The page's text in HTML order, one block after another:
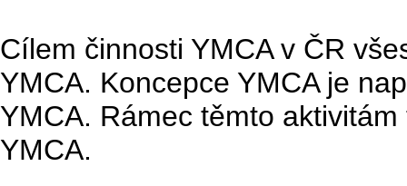
Cílem činnosti YMCA v ČR
YMCA. Koncepce YMCA je
YMCA. Rámec těmto
YMCA.